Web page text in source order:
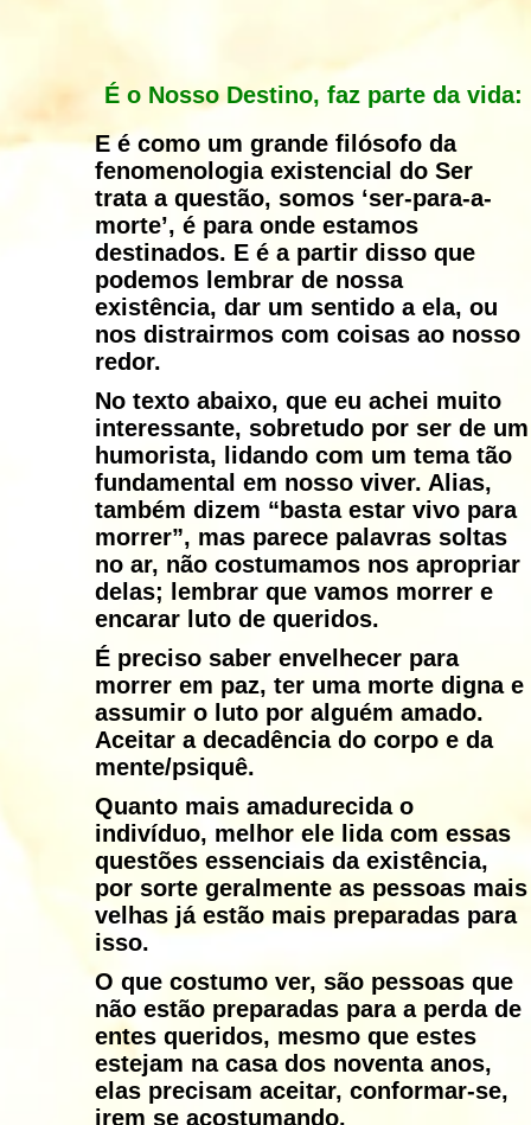
É o Nosso Destino, faz parte da vida:
E é como um grande filósofo da
fenomenologia existencial do Ser
trata a questão, somos ‘ser-para-a-
morte’, é para onde estamos
destinados. E é a partir disso que
podemos lembrar de nossa
existência, dar um sentido a ela, ou
nos distrairmos com coisas ao nosso
redor.
No texto abaixo, que eu achei muito
interessante, sobretudo por ser de um
humorista, lidando com um tema tão
fundamental em nosso viver. Alias,
também dizem “basta estar vivo para
morrer”, mas parece palavras soltas
no ar, não costumamos nos apropriar
delas; lembrar que vamos morrer e
encarar luto de queridos.
É preciso saber envelhecer para
morrer em paz, ter uma morte digna e
assumir o luto por alguém amado.
Aceitar a decadência do corpo e da
mente/psiquê.
Quanto mais amadurecida o
indivíduo, melhor ele lida com essas
questões essenciais da existência,
por sorte geralmente as pessoas mais
velhas já estão mais preparadas para
isso.
O que costumo ver, são pessoas que
não estão preparadas para a perda de
entes queridos, mesmo que estes
estejam na casa dos noventa anos,
elas precisam aceitar, conformar-se,
irem se acostumando.